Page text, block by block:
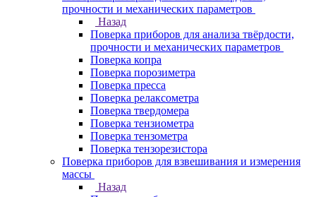
прочности и механических параметров
Назад
Поверка приборов для анализа твёрдости,
прочности и механических параметров
Поверка копра
Поверка порозиметра
Поверка пресса
Поверка релаксометра
Поверка твердомера
Поверка тензиометра
Поверка тензометра
Поверка тензорезистора
Поверка приборов для взвешивания и измерения
массы
Назад